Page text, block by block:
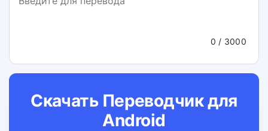
0 / 3000
Скачать Переводчик для
Android